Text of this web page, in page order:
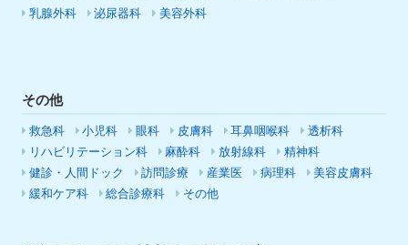
乳腺外科
泌尿器科 美容外科
その他
救急科 小児科 眼科 皮膚科 耳鼻咽喉科
透析科
リハビリテーション科
麻酔科 放射線科
精神科
健診・人間ドック
訪問診療 産業医 病理科
美容皮膚科
緩和ケア科
総合診療科 その他